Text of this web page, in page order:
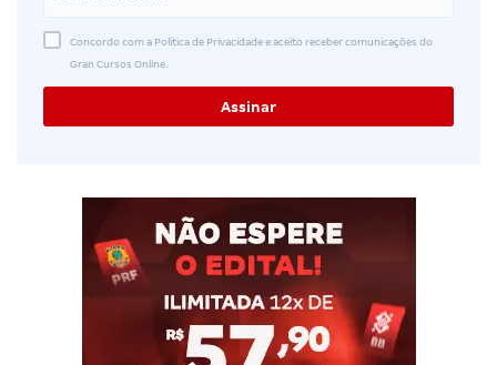
Concordo com a Política de Privacidade e aceito receber comunicações do
Gran Cursos Online.